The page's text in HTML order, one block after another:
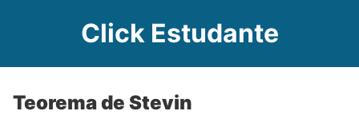
Click Estudante
Teorema de Stevin